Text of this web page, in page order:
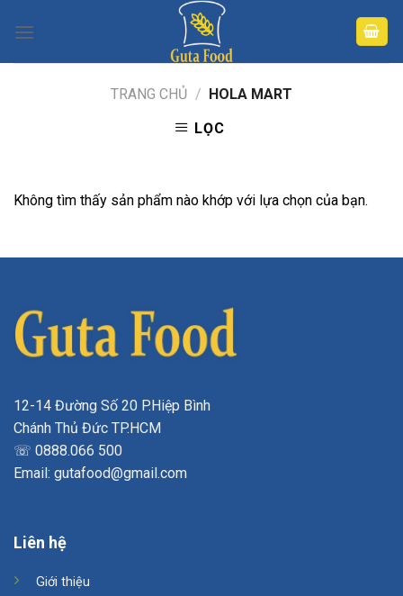
TRANG CHỦ / HOLA MART
LỌC
Không tìm thấy sản phẩm nào khớp với lựa chọn của bạn.
12-14 Đường Số 20 P.Hiệp Bình
Chánh Thủ Đức TP.HCM
☏ 0888.066 500
Email: gutafood@gmail.com
Liên hệ
Giới thiệu